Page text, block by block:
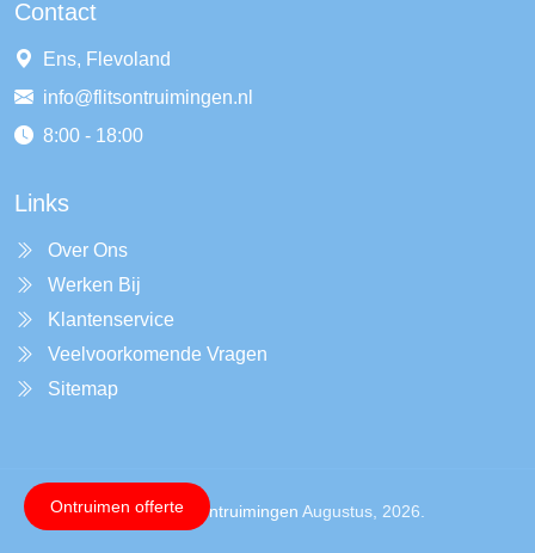
Contact
Ens, Flevoland
info@flitsontruimingen.nl
8:00 - 18:00
Links
Over Ons
Werken Bij
Klantenservice
Veelvoorkomende Vragen
Sitemap
Copyright ©Flitsontruimingen Augustus, 2026.
Ontruimen offerte